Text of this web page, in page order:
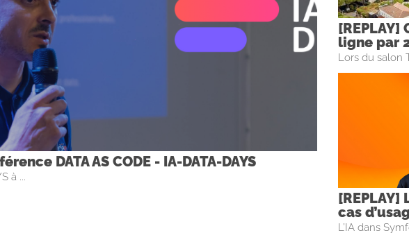
DATA AS CODE - IA-DATA-DAYS
à ...
ligne par
Lors du salon
[REPLAY]
cas
L’IA dans